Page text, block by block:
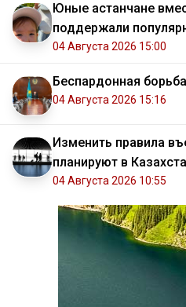
Юные астанчане
поддержали
04 Августа 2026 15:00
Беспардонная
04 Августа 2026 15:16
Изменить правила
планируют в
04 Августа 2026 10:55